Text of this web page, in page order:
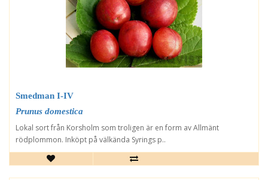
Smedman I-IV
Prunus domestica
Lokal sort från Korsholm som troligen är en form av Allmänt
rödplommon. Inköpt på välkända Syrings p..